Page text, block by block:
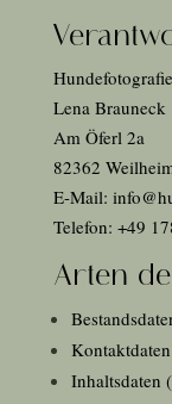
Lena Brauneck
Am Öferl 2a
82362
E-Mail:
Telefon: +49
Arten
Inhaltsdaten